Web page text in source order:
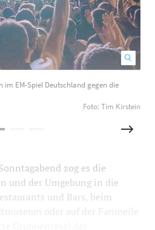
im EM-Spiel Deutschland gegen die
Foto: Tim Kirstein
zog es die
und der Umgebung in die
und Bars, beim
oder auf der Fanmeile